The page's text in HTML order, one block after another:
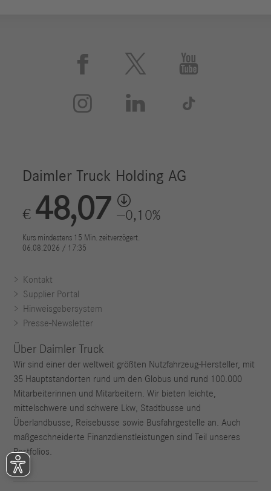
 


 
Kontakt
Supplier Portal
Hinweisgebersystem
Presse-Newsletter
Über Daimler Truck
Wir sind einer der weltweit größten Nutzfahrzeug-Hersteller, mit
35 Hauptstandorten rund um den Globus und rund 100.000
Mitarbeiterinnen und Mitarbeitern. Wir bieten leichte,
mittelschwere und schwere Lkw, Stadtbusse und
Überlandbusse, Reisebusse sowie Busfahrgestelle an. Auch
maßgeschneiderte Finanzdienstleistungen sind Teil unseres
Portfolios.